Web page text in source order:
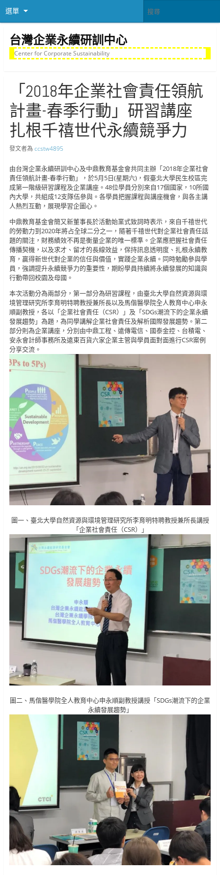
選單
台灣企業永續研訓中心
Center for Corporate Sustainability
「2018年企業社會責任領航
計畫-春季行動」研習講座
扎根千禧世代永續競爭力
發文者為 ccstw4895
由台灣企業永續研訓中心及中鼎教育基金會共同主辦「2018年企業社會
責任領航計畫-春季行動」，於5月5日(星期六)，假臺北大學民生校區完
成第一階級研習課程及企業講座。48位學員分別來自17個國家，10所國
內大學，共組成12支隊伍參與。各學員把握課程與講座機會，與各主講
人熱烈互動，展現學習企圖心。
中鼎教育基金會簡又新董事長於活動始業式致詞時表示，來自千禧世代
的勞動力到2020年將占全球二分之一，隨著千禧世代對企業社會責任話
題的關注，財務績效不再是衡量企業的唯一標準。企業應把握社會責任
傳播契機，以及求才、留才的長線效益，保持訊息透明度、扎根永續教
育，贏得新世代對企業的信任與價值，實踐企業永續。同時勉勵參與學
員，強調提升永續競爭力的重要性，期盼學員持續將永續發展的知識與
行動帶回校園及母國。
本次活動分為兩部分，第一部分為研習課程，由臺北大學自然資源與環
境管理研究所李育明特聘教授兼所長以及馬偕醫學院全人教育中心申永
順副教授，各以「企業社會責任（CSR）」及「SDGs潮流下的企業永續
發展趨勢」為題，為同學講解企業社會責任及解析國際發展趨勢。第二
部分則為企業講座，分別由中鼎工程、遠傳電信、國泰金控、台積電、
安永會計師事務所及遠東百貨六家企業主管與學員面對面進行CSR案例
分享交流。
圖一、臺北大學自然資源與環境管理研究所李育明特聘教授兼所長講授
「企業社會責任（CSR）」
圖二、馬偕醫學院全人教育中心申永順副教授講授「SDGs潮流下的企業
永續發展趨勢」